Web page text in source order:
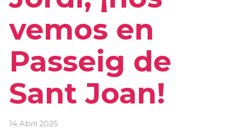
vemos en
Passeig de
Sant Joan!
14 Abril 2025